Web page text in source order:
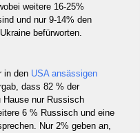
weitere 16-25%
und nur 9-14% den
befürworten.
in den USA ansässigen
dass 82 % der
Hause nur Russisch
6 % Russisch und eine
Nur 2% geben an,